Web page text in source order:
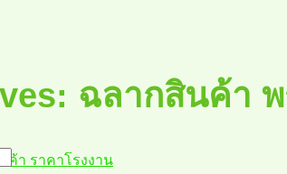
ค้า ราคาโรงงาน
ฉลากสินค้า